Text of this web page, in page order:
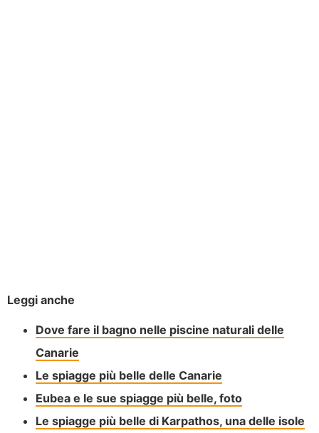
Leggi anche
Dove fare il bagno nelle piscine naturali delle
Canarie
Le spiagge più belle delle Canarie
Eubea e le sue spiagge più belle, foto
Le spiagge più belle di Karpathos, una delle isole